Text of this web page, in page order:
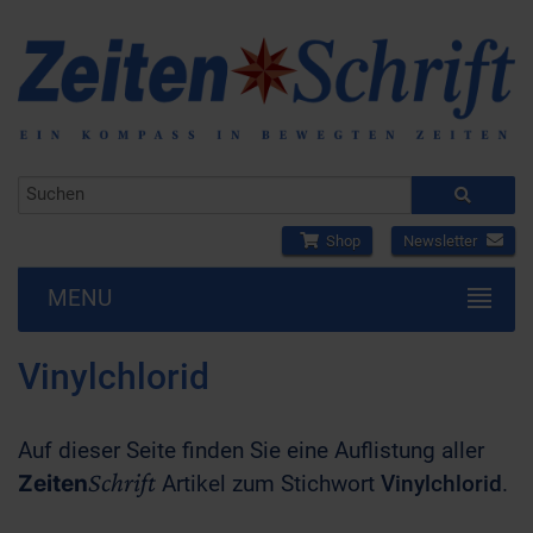
Shop Newsletter
MENU
Vinylchlorid
Auf dieser Seite finden Sie eine Auflistung aller
ZeitenSchrift Artikel zum Stichwort Vinylchlorid.